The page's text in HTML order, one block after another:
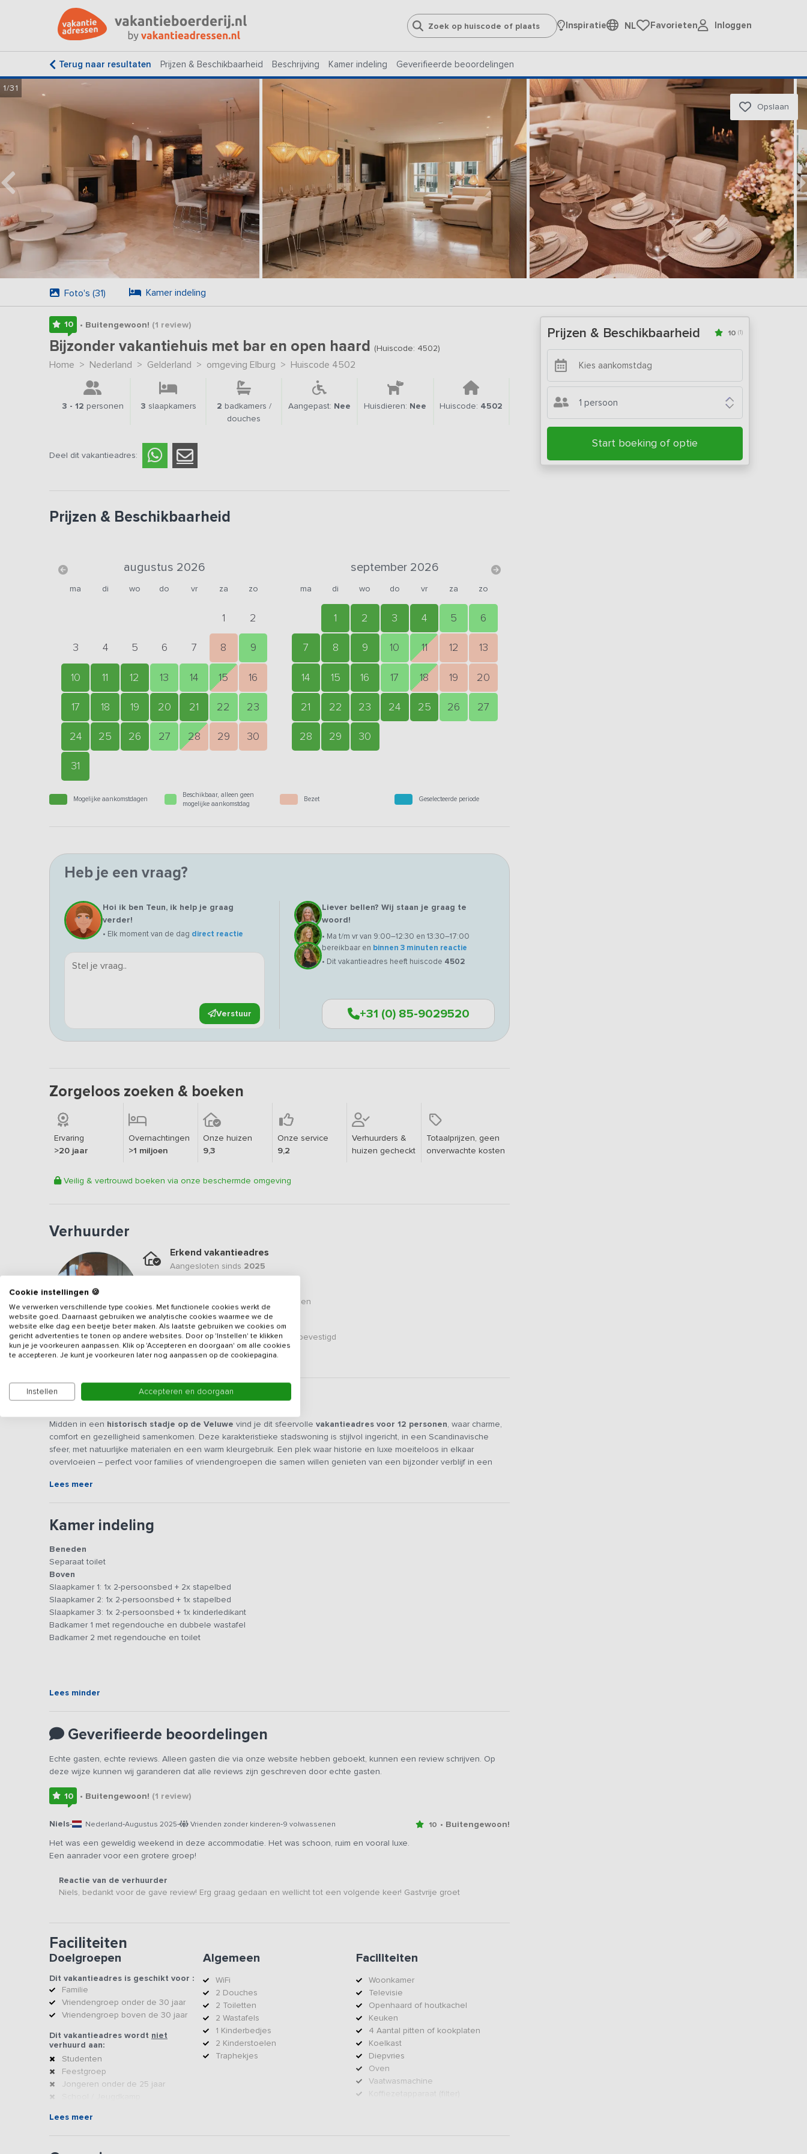
Inspiratie NL Favorieten Inloggen
Terug naar resultaten Prijzen & Beschikbaarheid Beschrijving Kamer indeling Geverifieerde beoordelingen
1/31
Opslaan
Foto's (31) Kamer indeling
10 • Buitengewoon! (1 review)
Bijzonder vakantiehuis met bar en open haard (Huiscode: 4502)
Home > Nederland > Gelderland > omgeving Elburg > Huiscode 4502
3 - 12 personen 3 slaapkamers 2 badkamers /
douches
Aangepast: Nee Huisdieren: Nee Huiscode: 4502
Deel dit vakantieadres:
Prijzen & Beschikbaarheid
augustus 2026
ma di wo do vr za zo
1 2
3 4 5 6 7 8 9
10 11 12 13 14 15 16
17 18 19 20 21 22 23
24 25 26 27 28 29 30
31
september 2026
ma di wo do vr za zo
1 2 3 4 5 6
7 8 9 10 11 12 13
14 15 16 17 18 19 20
21 22 23 24 25 26 27
28 29 30
Mogelijke aankomstdagen
Beschikbaar, alleen geen
mogelijke aankomstdag
Bezet Geselecteerde periode
Heb je een vraag?
Hoi ik ben Teun, ik help je graag
verder!
• Elk moment van de dag direct reactie
Verstuur
Liever bellen? Wij staan je graag te
woord!
• Ma t/m vr van 9:00–12:30 en 13:30–17:00
bereikbaar en binnen 3 minuten reactie
• Dit vakantieadres heeft huiscode 4502
+31 (0) 85-9029520
Zorgeloos zoeken & boeken
Ervaring
>20 jaar
Overnachtingen
>1 miljoen
Onze huizen
9,3
Onze service
9,2
Verhuurders &
huizen gecheckt
Totaalprijzen, geen
onverwachte kosten
Veilig & vertrouwd boeken via onze beschermde omgeving
Verhuurder
Erkend vakantieadres
Aangesloten sinds 2025
beoordelingen
Veilig & vertrouwd
Gegevens van de verhuurder zijn bevestigd
Beschrijving
Midden in een historisch stadje op de Veluwe vind je dit sfeervolle vakantieadres voor 12 personen, waar charme,
comfort en gezelligheid samenkomen. Deze karakteristieke stadswoning is stijlvol ingericht, in een Scandinavische
sfeer, met natuurlijke materialen en een warm kleurgebruik. Een plek waar historie en luxe moeiteloos in elkaar
overvloeien – perfect voor families of vriendengroepen die samen willen genieten van een bijzonder verblijf in een
op de fraai vormgegeven bank, een spelletje doen of samen naar een film kijken via de
worden. Na het bereiden van de maaltijd, kan iedereen aan de
bijzonder avondmoment is er een
afspelen. Onder het genot van mooie muziek en een goed glas wijn maak je samen mooie herinneringen, terwijl de
kinderen zich kunnen zich uitleven in despeelkamer
Slaap- en badkamers
Het huis beschikt over 3 slaapkamers op de eerste verdieping: een kamer voor 6 personen, een 4-persoonskamer en
Hoewel je midden in de stad verblijft, is er ook buiten volop te beleven. Op loopafstand vind je een gezellige
stadsspeeltuin en een leuke midgetgolfbaan aan de haven – ideaal voor een zonnige dag. Ontdek de boetiekjes,
Veluwemeer te verkennen. Dit is een plek waar alles samenkomt: luxe, sfeer en de gezelligheid van een bruisend
stadscentrum.
Lees meer
Kamer indeling
Beneden
Separaat toilet
Boven
Slaapkamer 1: 1x 2-persoonsbed + 2x stapelbed
Slaapkamer 2: 1x 2-persoonsbed + 1x stapelbed
Slaapkamer 3: 1x 2-persoonsbed + 1x kinderledikant
Badkamer 1 met regendouche en dubbele wastafel
Badkamer 2 met regendouche en toilet
Lees minder
Geverifieerde beoordelingen
Echte gasten, echte reviews. Alleen gasten die via onze website hebben geboekt, kunnen een review schrijven. Op
deze wijze kunnen wij garanderen dat alle reviews zijn geschreven door echte gasten.
10 • Buitengewoon! (1 review)
Niels- Nederland-Augustus 2025- Vrienden zonder kinderen-9 volwassenen 10 • Buitengewoon!
Het was een geweldig weekend in deze accommodatie. Het was schoon, ruim en vooral luxe.
Een aanrader voor een grotere groep!
Reactie van de verhuurder
Niels, bedankt voor de gave review! Erg graag gedaan en wellicht tot een volgende keer! Gastvrije groet
Faciliteiten
Doelgroepen
Dit vakantieadres is geschikt voor :
Familie
Vriendengroep onder de 30 jaar
Vriendengroep boven de 30 jaar
Dit vakantieadres wordt niet
verhuurd aan:
Studenten
Feestgroep
Jongeren onder de 25 jaar
Voetbalteam
Algemeen
WiFi
2 Douches
2 Toiletten
2 Wastafels
1 Kinderbedjes
2 Kinderstoelen
Traphekjes
Faciliteiten
Woonkamer
Televisie
Openhaard of houtkachel
Keuken
4 Aantal pitten of kookplaten
Koelkast
Diepvries
Oven
Vaatwasmachine
Lees meer
Prijzen & Beschikbaarheid 10 (1)
1 persoon
Start boeking of optie
Cookie instellingen 🍪
We verwerken verschillende type cookies. Met functionele cookies werkt de
website goed. Daarnaast gebruiken we analytische cookies waarmee we de
website elke dag een beetje beter maken. Als laatste gebruiken we cookies om
gericht advertenties te tonen op andere websites. Door op 'Instellen' te klikken
kun je je voorkeuren aanpassen. Klik op 'Accepteren en doorgaan' om alle cookies
te accepteren. Je kunt je voorkeuren later nog aanpassen op de cookiepagina.
Instellen Accepteren en doorgaan